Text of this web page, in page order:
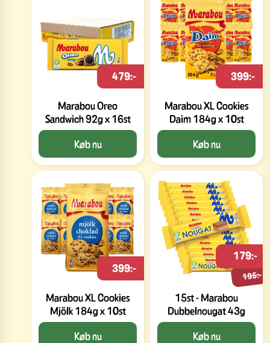
Marabou Oreo
Sandwich 92g x 16st
479:-
Køb nu
Marabou XL Cookies
Daim 184g x 10st
399:-
Køb nu
Marabou XL Cookies
Mjölk 184g x 10st
399:-
Køb nu
15st - Marabou
Dubbelnougat 43g
195:-
179:-
Køb nu